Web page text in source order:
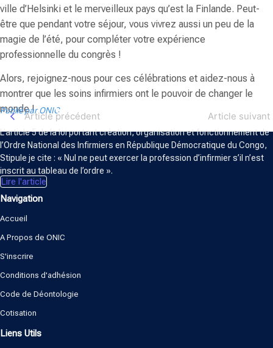
ville d’Helsinki et le merveilleux pays qu’est la Finlande. Peut-
être que pendant votre séjour, vous vivrez aussi un peu de la
magie de l’été, pour compléter votre expérience
professionnelle du congrès !
Alors, rejoignez-nous pour ces célébrations et aidez-nous à
montrer que les soins infirmiers ont le pouvoir de changer le
monde !
Publié par ONIC
Article précédent Article suivant
ORDRE NATIONAL DES INFIRMIERS
L’article 5 de la loi portant création, organisation et fonctionnement de
l’Ordre National des Infirmiers en République Démocratique du Congo,
Stipule je cite : « Nul ne peut exercer la profession d’infirmier s’il n’est
inscrit au tableau de l’ordre ».
Lire l'article
Navigation
Accueil
A Propos de ONIC
S'inscrire
Conditions d'adhésion
Code de Déontologie
Cotisation
Liens Utils